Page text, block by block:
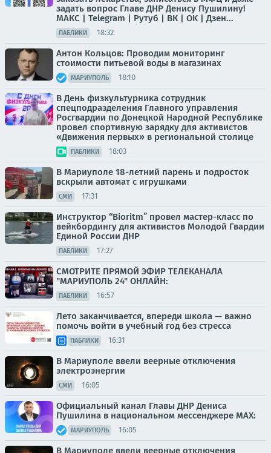
задать вопрос Главе ДНР Денису Пушилину!
МАКС | Telegram | Рутуб | ВК | OK | Дзен...
ПАБЛИКИ 18:32
Антон Кольцов: Проводим мониторинг
стоимости питьевой воды в магазинах
МАРИУПОЛЬ 18:10
В День физкультурника сотрудник
спецподразделения Главного управления
Росгвардии по Донецкой Народной Республике
провел спортивную зарядку для активистов
«Движения первых» в региональной столице
ПАБЛИКИ 18:03
В Мариуполе 18-летний парень и подросток
вскрыли автомат с игрушками
СМИ 17:31
Инструктор “Bioritm” провел мастер-класс по
вейкбордингу для активистов Молодой Гвардии
Единой России ДНР
ПАБЛИКИ 17:27
СМОТРИТЕ ПРЯМОЙ ЭФИР ТЕЛЕКАНАЛА
"МАРИУПОЛЬ 24" ОНЛАЙН:
ПАБЛИКИ 16:57
Лето заканчивается, впереди школа — важно
помочь войти в учебный год без стресса
ПАБЛИКИ 16:31
В Мариуполе ввели веерные отключения
электроэнергии
СМИ 16:05
Официальный канал Главы ДНР Дениса
Пушилина в национальном мессенджере MAX:
МАРИУПОЛЬ 16:05
В Мариуполе ввели веерные отключения